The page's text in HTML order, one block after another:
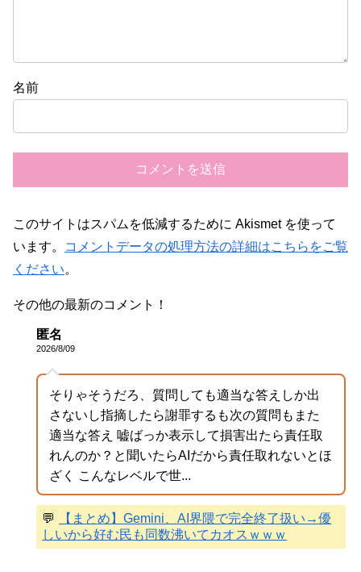
名前
このサイトはスパムを低減するために Akismet を使って
います。
コメントデータの処理方法の詳細はこちらをご覧
ください。
その他の最新のコメント！
匿名
2026/8/09
そりゃそうだろ、質問しても適当な答えしか出
さないし指摘したら謝罪するも次の質問もまた
適当な答え 嘘ばっか表示して損害出たら責任取
れんのか？と聞いたらAIだから責任取れないとほ
ざく こんなレベルで世...
💬
【まとめ】Gemini、AI界隈で完全終了扱い→優
しいから好む民も同数沸いてカオスｗｗｗ